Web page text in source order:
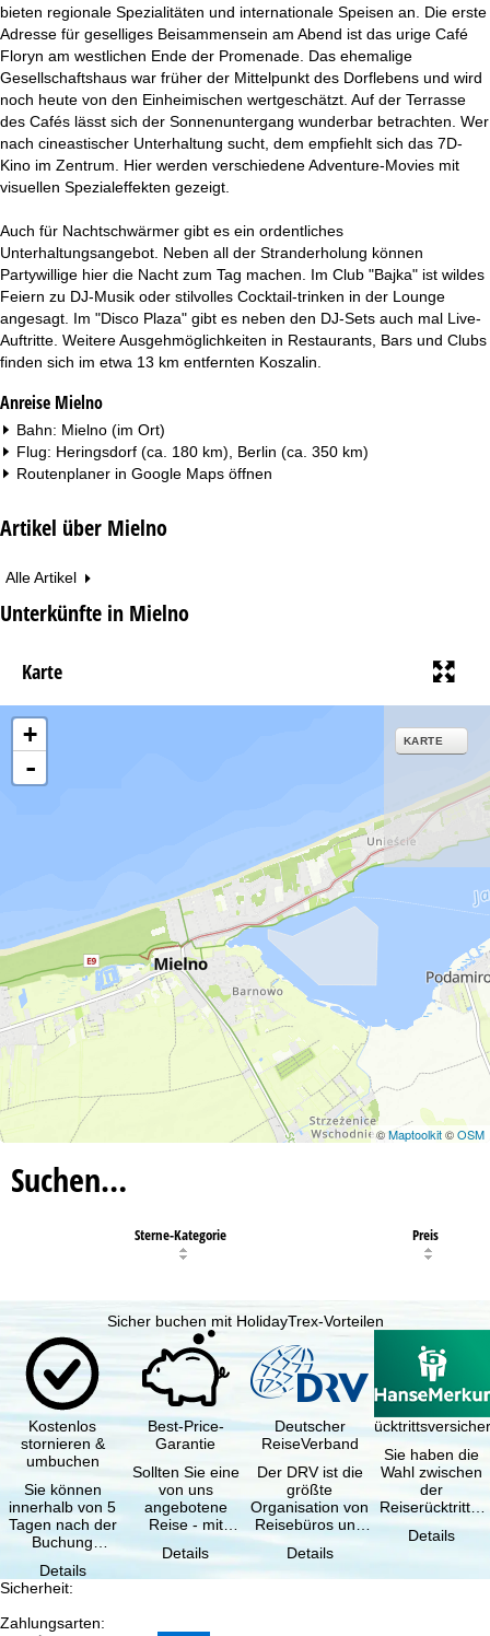
bieten regionale Spezialitäten und internationale Speisen an. Die erste
Adresse für geselliges Beisammensein am Abend ist das urige Café
Floryn am westlichen Ende der Promenade. Das ehemalige
Gesellschaftshaus war früher der Mittelpunkt des Dorflebens und wird
noch heute von den Einheimischen wertgeschätzt. Auf der Terrasse
des Cafés lässt sich der Sonnenuntergang wunderbar betrachten. Wer
nach cineastischer Unterhaltung sucht, dem empfiehlt sich das 7D-
Kino im Zentrum. Hier werden verschiedene Adventure-Movies mit
visuellen Spezialeffekten gezeigt.
Auch für Nachtschwärmer gibt es ein ordentliches
Unterhaltungsangebot. Neben all der Stranderholung können
Partywillige hier die Nacht zum Tag machen. Im Club "Bajka" ist wildes
Feiern zu DJ-Musik oder stilvolles Cocktail-trinken in der Lounge
angesagt. Im "Disco Plaza" gibt es neben den DJ-Sets auch mal Live-
Auftritte. Weitere Ausgehmöglichkeiten in Restaurants, Bars und Clubs
finden sich im etwa 13 km entfernten Koszalin.
Anreise Mielno
Bahn: Mielno (im Ort)
Flug: Heringsdorf (ca. 180 km), Berlin (ca. 350 km)
Routenplaner in Google Maps öffnen
Artikel über Mielno
Alle Artikel
Unterkünfte in Mielno
Karte
+
-
KARTE
©Maptoolkit©OSM
Suchen…
Sterne-Kategorie Preis
Sicher buchen mit HolidayTrex-Vorteilen
Kostenlos
stornieren &
umbuchen
Sie können
innerhalb von 5
Tagen nach der
Buchung
zurücktreten, …
Details
Best-Price-
Garantie
Sollten Sie eine
von uns
angebotene
Reise - mit
Verfügbarkeit
und …
Details
Deutscher
ReiseVerband
Der DRV ist die
größte
Organisation von
Reisebüros und
Reiseveranstaltern
in …
Details
Sie haben die
Wahl zwischen
der
Reiserücktritts-
Versicherung
(inklusive …
Details
Sicherheit:
Zahlungsarten: